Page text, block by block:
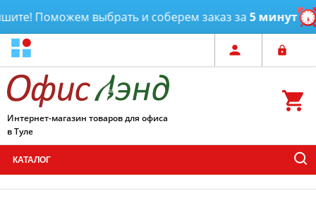
Поможем выбрать и соберем заказ за5 минут
Интернет-магазин товаров для офиса
в Туле
КАТАЛОГ